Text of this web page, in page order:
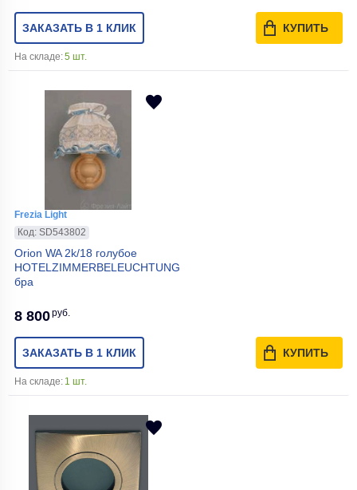
ЗАКАЗАТЬ В 1 КЛИК КУПИТЬ
На складе:5 шт.
Frezia Light
Код: SD543802
Orion WA 2k/18 голубое
HOTELZIMMERBELEUCHTUNG
бра
8 800руб.
ЗАКАЗАТЬ В 1 КЛИК КУПИТЬ
На складе: 1 шт.